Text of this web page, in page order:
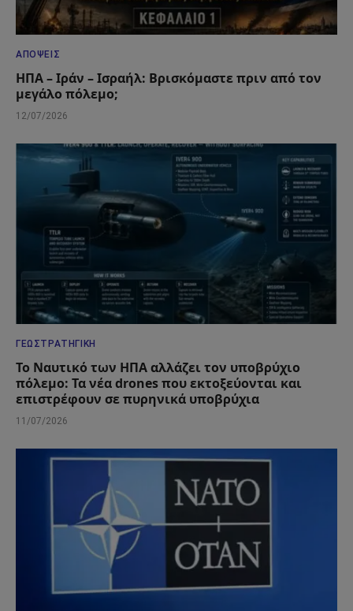
ΑΠΌΨΕΙΣ
ΗΠΑ – Ιράν – Ισραήλ: Βρισκόμαστε πριν από τον
μεγάλο πόλεμο;
12/07/2026
ΓΕΩΣΤΡΑΤΗΓΙΚΉ
Το Ναυτικό των ΗΠΑ αλλάζει τον υποβρύχιο
πόλεμο: Τα νέα drones που εκτοξεύονται και
επιστρέφουν σε πυρηνικά υποβρύχια
11/07/2026